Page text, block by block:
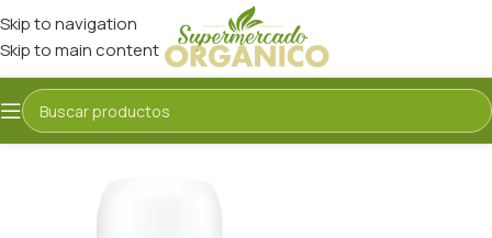
Skip to navigation
Skip to main content